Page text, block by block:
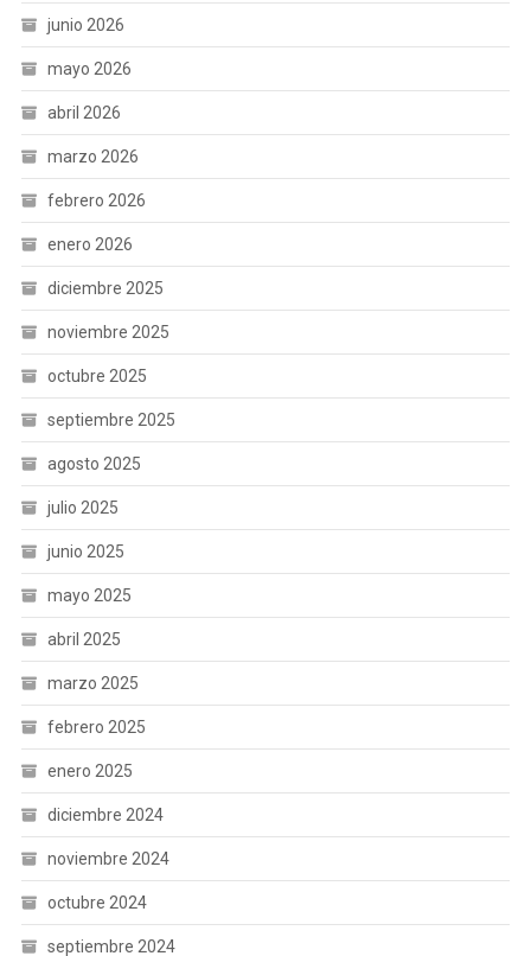
junio 2026
mayo 2026
abril 2026
marzo 2026
febrero 2026
enero 2026
diciembre 2025
noviembre 2025
octubre 2025
septiembre 2025
agosto 2025
julio 2025
junio 2025
mayo 2025
abril 2025
marzo 2025
febrero 2025
enero 2025
diciembre 2024
noviembre 2024
octubre 2024
septiembre 2024